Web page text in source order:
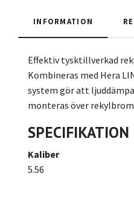
INFORMATION
Effektiv tysktillverkad
Kombineras med Hera
system gör att
monteras över
SPECIFIKATION
Kaliber
5.56